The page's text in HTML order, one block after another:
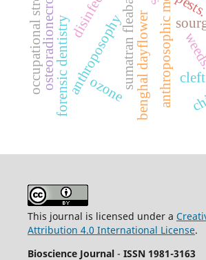
benghal dayflower
sumatran fleabane
anthroposophy anthroposophic medicine
forensic dentistry
osteoradionecrosis ozone
occupational stress.
This journal is licensed under a
Attribution 4.0 International License.
Bioscience Journal - ISSN 1981-3163